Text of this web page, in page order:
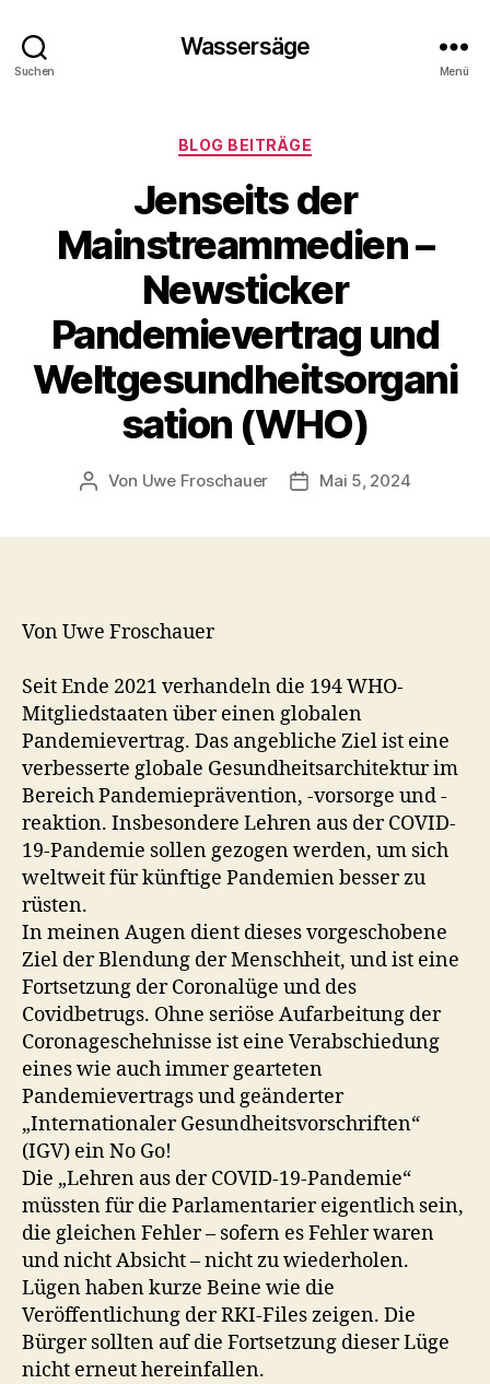
Suchen
Wassersäge
Menü
Kategorien
BLOG BEITRÄGE
Jenseits der
Mainstreammedien –
Newsticker
Pandemievertrag und
Weltgesundheitsorgani
sation (WHO)
Beitragsautor
Von Uwe Froschauer Beitragsdatum
Mai 5, 2024
Von Uwe Froschauer
Seit Ende 2021 verhandeln die 194 WHO-
Mitgliedstaaten über einen globalen
Pandemievertrag. Das angebliche Ziel ist eine
ver­besserte globale Gesundheitsarchitektur im
Bereich Pandemieprävention, -vorsorge und -
reaktion. Insbesondere Lehren aus der COVID-
19-Pandemie sollen gezogen werden, um sich
weltweit für künftige Pandemien besser zu
rüsten.
In meinen Augen dient dieses vorgeschobene
Ziel der Blendung der Menschheit, und ist eine
Fortsetzung der Coronalüge und des
Covidbetrugs. Ohne seriöse Aufarbeitung der
Coronageschehnisse ist eine Verabschiedung
eines wie auch immer gearteten
Pandemievertrags und geänderter
„Internationaler Gesundheitsvorschriften“
(IGV) ein No Go!
Die „Lehren aus der COVID-19-Pandemie“
müssten für die Parlamentarier eigentlich sein,
die gleichen Fehler – sofern es Fehler waren
und nicht Absicht – nicht zu wiederholen.
Lügen haben kurze Beine wie die
Veröffentlichung der RKI-Files zeigen. Die
Bürger sollten auf die Fortsetzung dieser Lüge
nicht erneut hereinfallen.